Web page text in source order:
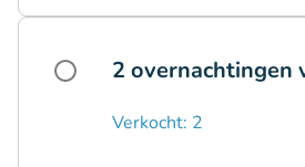
2 overnachtingen
Verkocht: 2